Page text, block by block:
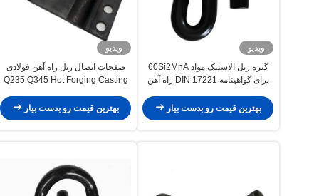
ویدیو
گیره ریل الاستیک مواد 60Si2MnA
برای گواهینامه DIN 17221 راه آهن
بهترین قیمت رو بدست بیار
ویدیو
صفحات اتصال ریل راه آهن فولادی
Q235 Q345 Hot Forging Casting
بهترین قیمت رو بدست بیار